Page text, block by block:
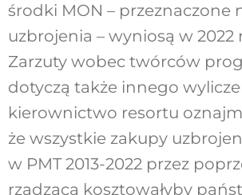
środki MON – przeznaczone
uzbrojenia – wyniosą w 2022
Zarzuty wobec twórców
dotyczą także innego
kierownictwo resortu
że wszystkie zakupy
w PMT 2013-2022 przez
rządzącą kosztowałyby